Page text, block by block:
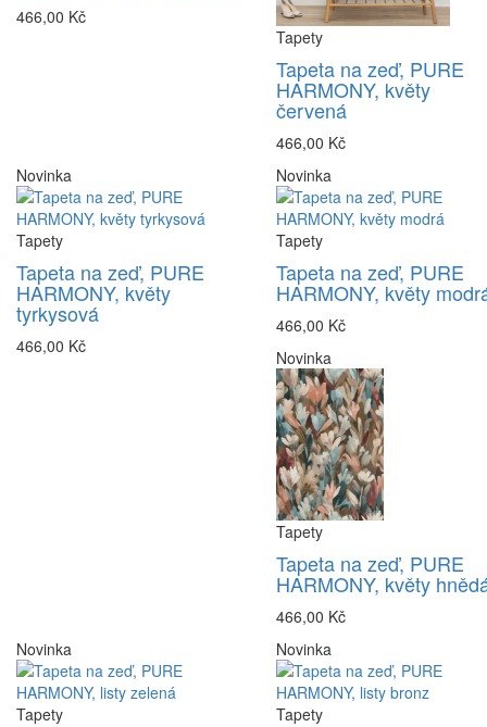
466,00 Kč
Tapety
Tapeta na zeď, PURE
HARMONY, květy
červená
466,00 Kč
Novinka
Tapety
Tapeta na zeď, PURE
HARMONY, květy
tyrkysová
466,00 Kč
Novinka
Tapety
Tapeta na zeď, PURE
HARMONY, květy
466,00 Kč
Novinka
Tapety
Tapeta na zeď, PURE
HARMONY, květy
466,00 Kč
Novinka
Tapety
Novinka
Tapety